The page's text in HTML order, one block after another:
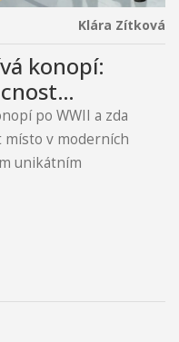
Klára Zítková
konopí:
po WWII a zda
místo v moderních
unikátním